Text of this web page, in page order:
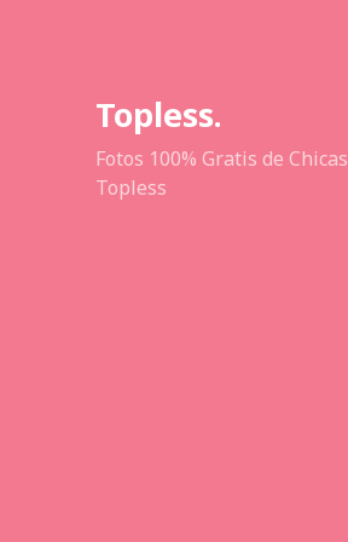
Topless.
Fotos 100% Gratis de Chicas
Topless